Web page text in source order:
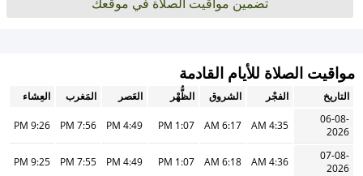
مواقيت الصلاة للأيام القادمة
التاريخ الفجْر الشروق الظُّهْر العَصر المَغرب
العِشاء
06-08-
2026
4:35 AM
6:17 AM
1:07 PM
4:49 PM
7:56 PM
9:26 PM
07-08-
2026
4:36 AM
6:18 AM
1:07 PM
4:49 PM
7:55 PM
9:25 PM